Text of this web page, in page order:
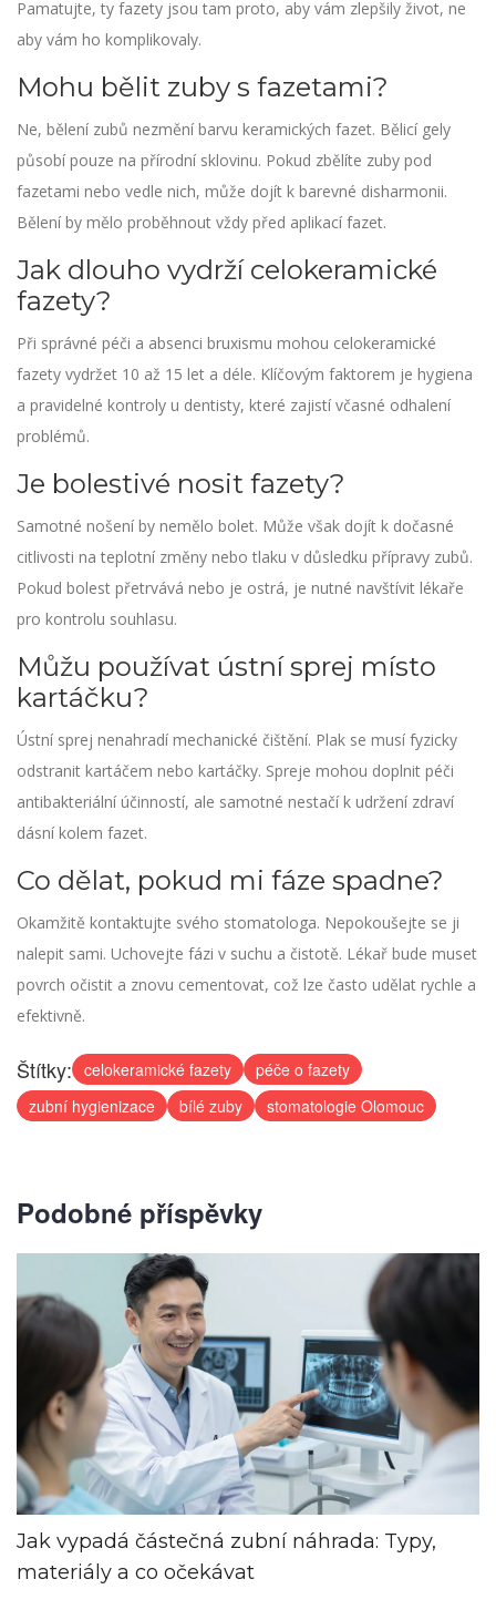
Pamatujte, ty fazety jsou tam proto, aby vám zlepšily život, ne
aby vám ho komplikovaly.
Mohu bělit zuby s fazetami?
Ne, bělení zubů nezmění barvu keramických fazet. Bělicí gely
působí pouze na přírodní sklovinu. Pokud zbělíte zuby pod
fazetami nebo vedle nich, může dojít k barevné disharmonii.
Bělení by mělo proběhnout vždy před aplikací fazet.
Jak dlouho vydrží celokeramické
fazety?
Při správné péči a absenci bruxismu mohou celokeramické
fazety vydržet 10 až 15 let a déle. Klíčovým faktorem je hygiena
a pravidelné kontroly u dentisty, které zajistí včasné odhalení
problémů.
Je bolestivé nosit fazety?
Samotné nošení by nemělo bolet. Může však dojít k dočasné
citlivosti na teplotní změny nebo tlaku v důsledku přípravy zubů.
Pokud bolest přetrvává nebo je ostrá, je nutné navštívit lékaře
pro kontrolu souhlasu.
Můžu používat ústní sprej místo
kartáčku?
Ústní sprej nenahradí mechanické čištění. Plak se musí fyzicky
odstranit kartáčem nebo kartáčky. Spreje mohou doplnit péči
antibakteriální účinností, ale samotné nestačí k udržení zdraví
dásní kolem fazet.
Co dělat, pokud mi fáze spadne?
Okamžitě kontaktujte svého stomatologa. Nepokoušejte se ji
nalepit sami. Uchovejte fázi v suchu a čistotě. Lékař bude muset
povrch očistit a znovu cementovat, což lze často udělat rychle a
efektivně.
Štítky: celokeramické fazety
péče o fazety
zubní hygienizace
bílé zuby stomatologie Olomouc
Podobné příspěvky
Jak vypadá částečná zubní náhrada: Typy,
materiály a co očekávat